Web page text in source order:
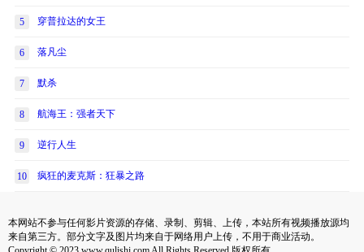
5 穿普拉达的女王
6 落凡尘
7 默杀
8 航海王：强者天下
9 逆行人生
10 疯狂的麦克斯：狂暴之路
本网站不参与任何影片资源的存储、录制、剪辑、上传，本站所有视频播放源均
来自第三方。部分文字及图片均来自于网络用户上传，不用于商业活动。